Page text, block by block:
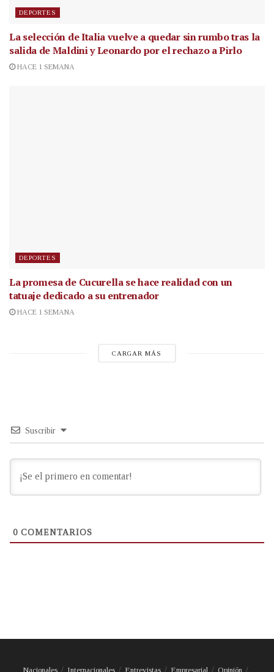
DEPORTES
La selección de Italia vuelve a quedar sin rumbo tras la
salida de Maldini y Leonardo por el rechazo a Pirlo
HACE 1 SEMANA
DEPORTES
La promesa de Cucurella se hace realidad con un
tatuaje dedicado a su entrenador
HACE 1 SEMANA
CARGAR MÁS
Suscribir
0 COMENTARIOS
Nacionales Internacionales Entrevistas Empresarial Opinión